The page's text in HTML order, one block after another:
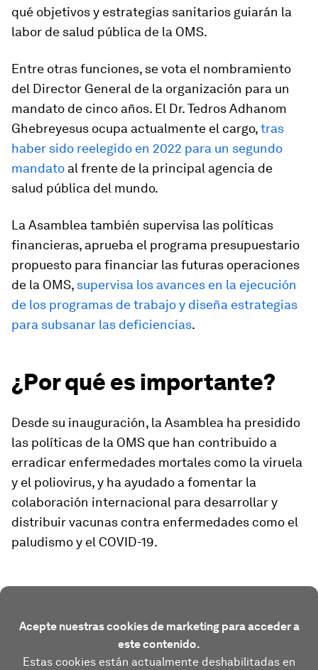
qué objetivos y estrategias sanitarios guiarán la
labor de salud pública de la OMS.
Entre otras funciones, se vota el nombramiento
del Director General de la organización para un
mandato de cinco años. El Dr. Tedros Adhanom
Ghebreyesus ocupa actualmente el cargo,tras
haber sido reelegido en 2022 para un segundo
mandato al frente de la principal agencia de
salud pública del mundo.
La Asamblea también supervisa las políticas
financieras, aprueba el programa presupuestario
propuesto para financiar las futuras operaciones
de la OMS, supervisa los avances en la ejecución
de los programas de trabajo y diseña estrategias
para subsanar las deficiencias.
¿Por qué es importante?
Desde su inauguración, la Asamblea ha presidido
las políticas de la OMS que han contribuido a
erradicar enfermedades mortales como la viruela
y el poliovirus, y ha ayudado a fomentar la
colaboración internacional para desarrollar y
distribuir vacunas contra enfermedades como el
paludismo y el COVID-19.
Acepte nuestras cookies de marketing para acceder a
este contenido.
Estas cookies están actualmente deshabilitadas en